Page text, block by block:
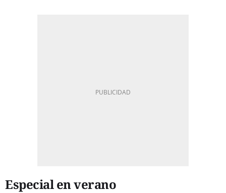
Especial en verano